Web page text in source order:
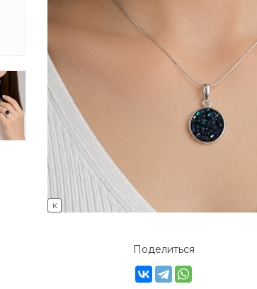
K
Поделиться